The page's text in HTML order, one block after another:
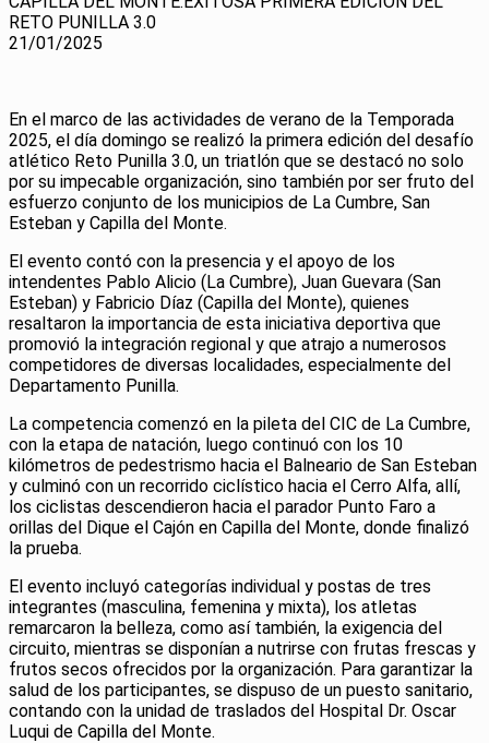
RETO PUNILLA 3.0
21/01/2025
En el marco de las actividades de verano de la Temporada
2025, el día domingo se realizó la primera edición del desafío
atlético Reto Punilla 3.0, un triatlón que se destacó no solo
por su impecable organización, sino también por ser fruto del
esfuerzo conjunto de los municipios de La Cumbre, San
Esteban y Capilla del Monte.
El evento contó con la presencia y el apoyo de los
intendentes Pablo Alicio (La Cumbre), Juan Guevara (San
Esteban) y Fabricio Díaz (Capilla del Monte), quienes
resaltaron la importancia de esta iniciativa deportiva que
promovió la integración regional y que atrajo a numerosos
competidores de diversas localidades, especialmente del
Departamento Punilla.
La competencia comenzó en la pileta del CIC de La Cumbre,
con la etapa de natación, luego continuó con los 10
kilómetros de pedestrismo hacia el Balneario de San Esteban
y culminó con un recorrido ciclístico hacia el Cerro Alfa, allí,
los ciclistas descendieron hacia el parador Punto Faro a
orillas del Dique el Cajón en Capilla del Monte, donde finalizó
la prueba.
El evento incluyó categorías individual y postas de tres
integrantes (masculina, femenina y mixta), los atletas
remarcaron la belleza, como así también, la exigencia del
circuito, mientras se disponían a nutrirse con frutas frescas y
frutos secos ofrecidos por la organización. Para garantizar la
salud de los participantes, se dispuso de un puesto sanitario,
contando con la unidad de traslados del Hospital Dr. Oscar
Luqui de Capilla del Monte.